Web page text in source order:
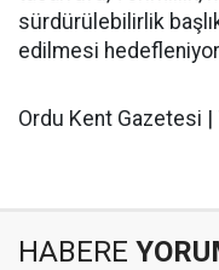
sürdürülebilirlik
edilmesi
Ordu Kent Gazetesi
HABERE